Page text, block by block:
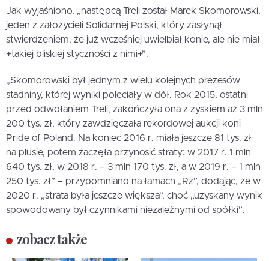
Jak wyjaśniono, „następcą Treli został Marek Skomorowski,
jeden z założycieli Solidarnej Polski, który zasłynął
stwierdzeniem, że już wcześniej uwielbiał konie, ale nie miał
+takiej bliskiej styczności z nimi+”.
„Skomorowski był jednym z wielu kolejnych prezesów
stadniny, której wyniki poleciały w dół. Rok 2015, ostatni
przed odwołaniem Treli, zakończyła ona z zyskiem aż 3 mln
200 tys. zł, który zawdzięczała rekordowej aukcji koni
Pride of Poland. Na koniec 2016 r. miała jeszcze 81 tys. zł
na plusie, potem zaczęła przynosić straty: w 2017 r. 1 mln
640 tys. zł, w 2018 r. – 3 mln 170 tys. zł, a w 2019 r. – 1 mln
250 tys. zł” – przypomniano na łamach „Rz”, dodając, że w
2020 r. „strata była jeszcze większa”, choć „uzyskany wynik
spowodowany był czynnikami niezależnymi od spółki”.
zobacz także